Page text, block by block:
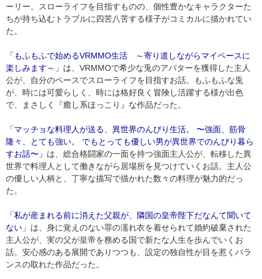
ーリー。スローライフを目指すものの、個性豊かなキャラクターた
ちが持ち込むトラブルに四苦八苦する様子がコミカルに描かれてい
た。
「もふもふで始めるVRMMO生活 ～寄り道しながらマイペースに
楽しみます～」 は、VRMMOで希少な兎のアバターを獲得した主人
公が、自分のペースでスローライフを目指すお話。もふもふな兎
が、時には可愛らしく、時には格好良く冒険し活躍する様が出色
で、まさしく『癒し系ほっこり』な作品だった。
「マッチョな料理人が送る、異世界のんびり生活。 〜強面、筋骨
隆々、とても強い。 でもとっても優しい男が異世界でのんびり暮ら
すお話〜」 は、総合格闘家の一面を持つ強面主人公が、転移した異
世界で料理人として働きながら居場所を見つけていくお話。主人公
の優しい人柄と、丁寧な描写で描かれた数々の料理が魅力的だっ
た。
「私が産まれる前に消えた父親が、隣国の皇帝陛下だなんて聞いて
ない」 は、身に覚えのない罪の濡れ衣を着せられて婚約破棄された
主人公が、実の父が皇帝を務める国で新たな人生を歩んでいくお
話。安心感のある展開でありつつも、設定の独自性が目を惹くバラ
ンスの取れた作品だった。